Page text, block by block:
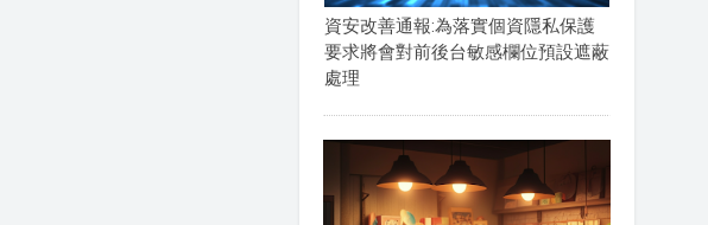
資安改善通報:為落實個資隱私保護
要求將會對前後台敏感欄位預設遮蔽
處理